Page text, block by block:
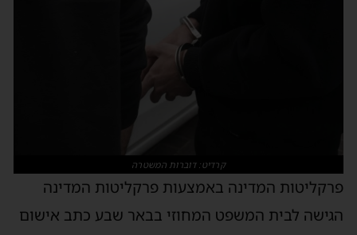
קרדיט: דוברות המשטרה
פרקליטות המדינה באמצעות פרקליטות המדינה
הגישה לבית המשפט המחוזי בבאר שבע כתב אישום